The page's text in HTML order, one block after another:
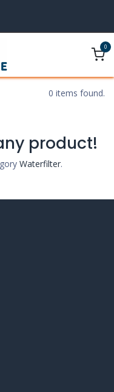
0
0 items found.
product!
Waterfilter.